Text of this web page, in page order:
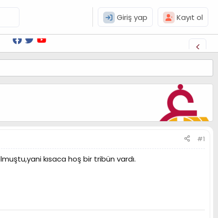
Giriş yap Kayıt ol
#1
kısaca hoş bir tribün vardı.